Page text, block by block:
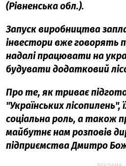
(Рівненська обл.).
Запуск виробництва
інвестори вже говорять
надалі працювати на
будувати додатковий
Про те, як триває
"Українських лісопилень",
соціальна роль, а також
майбутнє нам розповів
підприємства Дмитро